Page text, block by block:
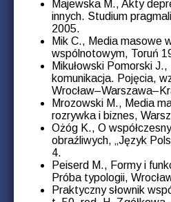
Majewska M., Akty
innych. Studium
2005.
Mik C., Media masowe
wspólnotowym, Toruń
Mikułowski Pomorski
komunikacja. Pojęcia,
Mrozowski M., Media
rozrywka i biznes,
Ożóg K., O
obraźliwych, „Język
4.
Peiserd M., Formy i
Próba typologii,
Praktyczny słownik